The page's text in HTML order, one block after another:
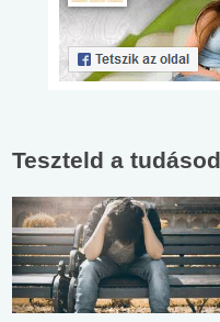
Teszteld a